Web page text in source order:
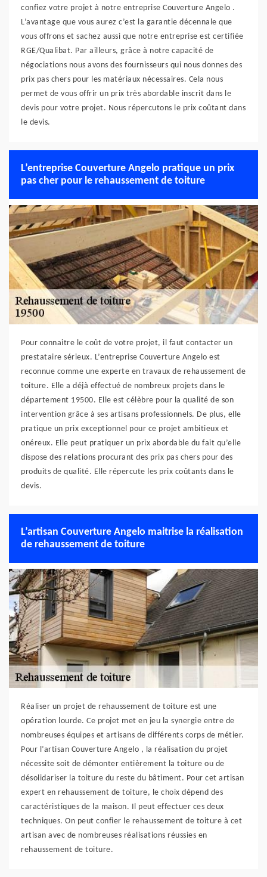
confiez votre projet à notre entreprise Couverture Angelo .
L’avantage que vous aurez c’est la garantie décennale que
vous offrons et sachez aussi que notre entreprise est certifiée
RGE/Qualibat. Par ailleurs, grâce à notre capacité de
négociations nous avons des fournisseurs qui nous donnes des
prix pas chers pour les matériaux nécessaires. Cela nous
permet de vous offrir un prix très abordable inscrit dans le
devis pour votre projet. Nous répercutons le prix coûtant dans
le devis.
L’entreprise Couverture Angelo pratique un prix
pas cher pour le rehaussement de toiture
Pour connaitre le coût de votre projet, il faut contacter un
prestataire sérieux. L’entreprise Couverture Angelo est
reconnue comme une experte en travaux de rehaussement de
toiture. Elle a déjà effectué de nombreux projets dans le
département 19500. Elle est célèbre pour la qualité de son
intervention grâce à ses artisans professionnels. De plus, elle
pratique un prix exceptionnel pour ce projet ambitieux et
onéreux. Elle peut pratiquer un prix abordable du fait qu’elle
dispose des relations procurant des prix pas chers pour des
produits de qualité. Elle répercute les prix coûtants dans le
devis.
L’artisan Couverture Angelo maitrise la réalisation
de rehaussement de toiture
Réaliser un projet de rehaussement de toiture est une
opération lourde. Ce projet met en jeu la synergie entre de
nombreuses équipes et artisans de différents corps de métier.
Pour l’artisan Couverture Angelo , la réalisation du projet
nécessite soit de démonter entièrement la toiture ou de
désolidariser la toiture du reste du bâtiment. Pour cet artisan
expert en rehaussement de toiture, le choix dépend des
caractéristiques de la maison. Il peut effectuer ces deux
techniques. On peut confier le rehaussement de toiture à cet
artisan avec de nombreuses réalisations réussies en
rehaussement de toiture.